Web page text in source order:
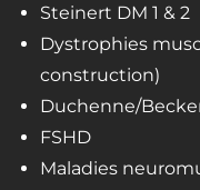
Steinert DM 1 & 2
Dystrophies
construction)
Duchenne/
FSHD
Maladies